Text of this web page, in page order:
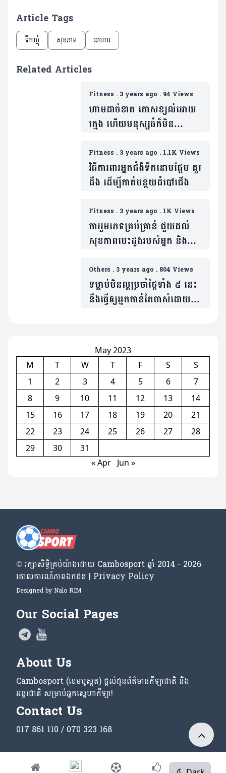
Article Tags
ទឹកឃ្មុំ សុខភាព អាហារ
Related Articles
Fitness . 3 years ago . 94 Views
ហាមដាច់ខាត កោសខ្យល់អោយ
ក្មេង ហើយមនុស្សធំក៏មិន
Fitness . 3 years ago . 1.1K Views
វិធីការពារអ្នកជំងឺទឹកនោមផ្អែម គួរ
ដឹង ដើម្បីកាត់បន្ថយដំបៅជើង
Fitness . 3 years ago . 1K Views
ការរួមភេទគ្រប់គ្រាន់ ជួយដល់
សុខភាពបេះដូងរបស់អ្នក និងកាត់
ប្រសិទ្ធភាព
Others . 3 years ago . 804 Views
ទម្លាប់មិនល្អប្រចាំថ្ងៃទាំង ៥ នេះ
នឹងធ្វើឲ្យអ្នកកាន់តែចាស់ដោយ
May 2023
M
T W T F S
S
1
2 3 4 5 6
7
8
9 10 11 12 13
14
15
16 17 18 19 20
21
22
23 24 25 26 27
28
29
30
31
« Apr
Jun »
© រក្សា​សិទ្ធិ​គ្រប់​យ៉ាង​ដោយ​ Cambosport ឆ្នាំ 2014 - 2026
គោលការណ៍​ភាព​ឯកជន | Privacy Policy
Designed by Nalo RIM
Our Social Pages
About Us
Cambosport (ខេមបូស្ពត) ផ្តល់ជូនព័ត៌មានកីឡាជាតិ និង
អន្តរជាតិ សម្រាប់អ្នកស្នេហាកីឡា!
Contact Us
017 861 110 / 070 323 168